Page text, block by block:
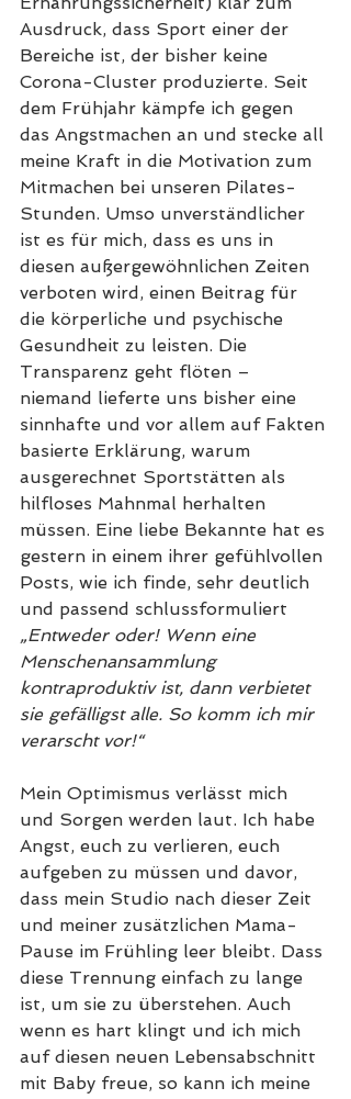
Ausdruck, dass Sport einer der
Bereiche ist, der bisher keine
Corona-Cluster produzierte. Seit
dem Frühjahr kämpfe ich gegen
das Angstmachen an und stecke all
meine Kraft in die Motivation zum
Mitmachen bei unseren Pilates-
Stunden. Umso unverständlicher
ist es für mich, dass es uns in
diesen außergewöhnlichen Zeiten
verboten wird, einen Beitrag für
die körperliche und psychische
Gesundheit zu leisten. Die
Transparenz geht flöten –
niemand lieferte uns bisher eine
sinnhafte und vor allem auf Fakten
basierte Erklärung, warum
ausgerechnet Sportstätten als
hilfloses Mahnmal herhalten
müssen. Eine liebe Bekannte hat es
gestern in einem ihrer gefühlvollen
Posts, wie ich finde, sehr deutlich
und passend schlussformuliert
„Entweder oder! Wenn eine
Menschenansammlung
kontraproduktiv ist, dann verbietet
sie gefälligst alle. So komm ich mir
verarscht vor!“
Mein Optimismus verlässt mich
und Sorgen werden laut. Ich habe
Angst, euch zu verlieren, euch
aufgeben zu müssen und davor,
dass mein Studio nach dieser Zeit
und meiner zusätzlichen Mama-
Pause im Frühling leer bleibt. Dass
diese Trennung einfach zu lange
ist, um sie zu überstehen. Auch
wenn es hart klingt und ich mich
auf diesen neuen Lebensabschnitt
mit Baby freue, so kann ich meine